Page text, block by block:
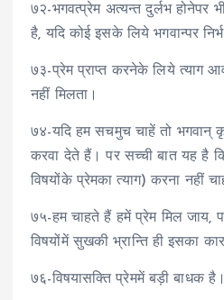
७२-भगवत्प्रेम अत्यन्त दुर्लभ होनेपर
है, यदि कोई इसके लिये भगवान्पर
७३-प्रेम प्राप्त करनेके लिये त्याग
नहीं मिलता।
७४-यदि हम सचमुच चाहें तो भगवान्
करवा देते हैं। पर सच्ची बात यह है
विषयोंके प्रेमका त्याग) करना नहीं
७५-हम चाहते हैं हमें प्रेम मिल जाय,
विषयोंमें सुखकी भ्रान्ति ही इसका
७६-विषयासक्ति प्रेममें बड़ी बाधक है।